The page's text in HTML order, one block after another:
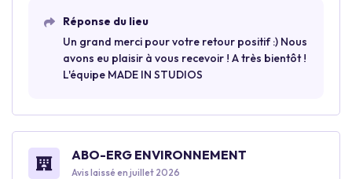
Réponse du lieu
Un grand merci pour votre retour positif :) Nous
avons eu plaisir à vous recevoir ! A très bientôt !
L'équipe MADE IN STUDIOS
ABO-ERG ENVIRONNEMENT
Avis laissé en juillet 2026